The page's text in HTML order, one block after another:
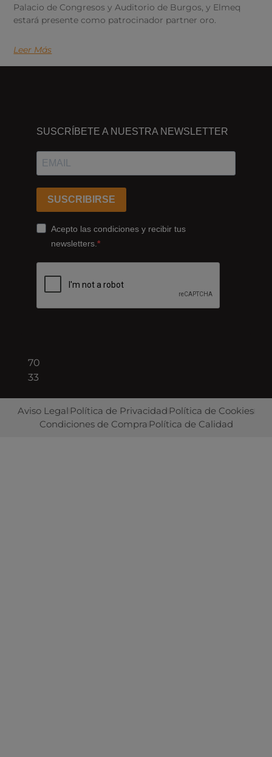
Palacio de Congresos y Auditorio de Burgos, y Elmeq
estará presente como patrocinador partner oro.
Leer Más
ESTAMOS
Passeig
Ferrocarrils
Catalans
178,
Cornellà
08940
Barcelona
70
33
SUSCRÍBETE A NUESTRA NEWSLETTER
SUSCRIBIRSE
Acepto las condiciones y recibir tus
newsletters.
Aviso Legal Política de Privacidad Política de Cookies
Condiciones de Compra Política de Calidad